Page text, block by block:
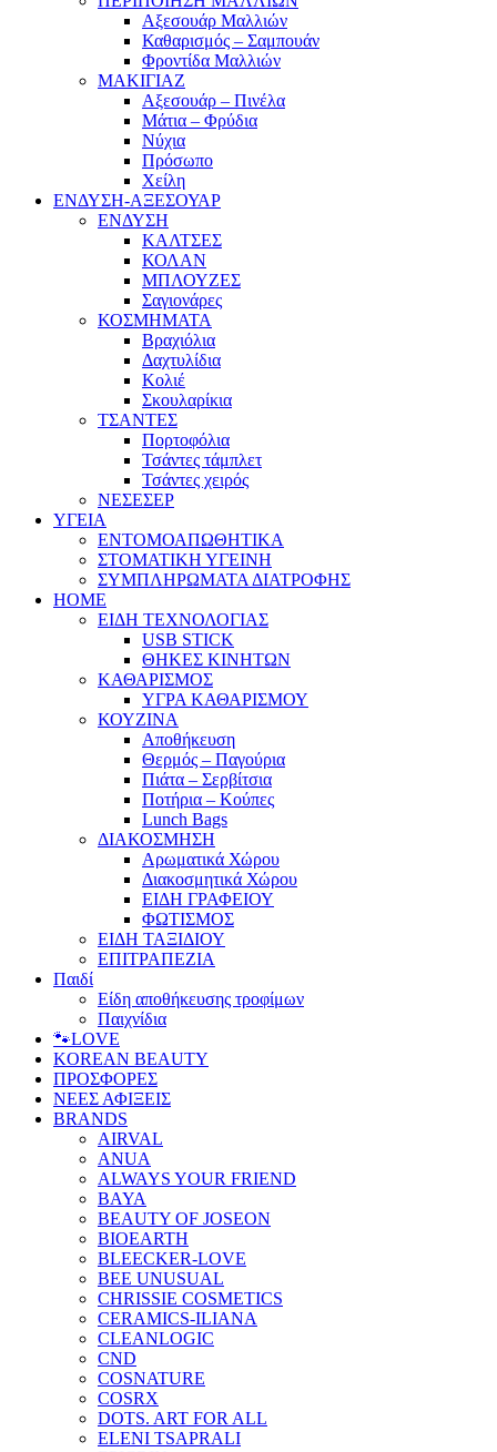
Αξεσουάρ Μαλλιών
Καθαρισμός – Σαμπουάν
Φροντίδα Μαλλιών
ΜΑΚΙΓΙΑΖ
Αξεσουάρ – Πινέλα
Μάτια – Φρύδια
Νύχια
Πρόσωπο
Χείλη
ΕΝΔΥΣΗ-ΑΞΕΣΟΥΑΡ
ΕΝΔΥΣΗ
ΚΑΛΤΣΕΣ
ΚΟΛΑΝ
ΜΠΛΟΥΖΕΣ
Σαγιονάρες
ΚΟΣΜΗΜΑΤΑ
Βραχιόλια
Δαχτυλίδια
Κολιέ
Σκουλαρίκια
ΤΣΑΝΤΕΣ
Πορτοφόλια
Τσάντες τάμπλετ
Τσάντες χειρός
ΝΕΣΕΣΕΡ
ΥΓΕΙΑ
ΕΝΤΟΜΟΑΠΩΘΗΤΙΚΑ
ΣΤΟΜΑΤΙΚΗ ΥΓΕΙΝΗ
ΣΥΜΠΛΗΡΩΜΑΤΑ ΔΙΑΤΡΟΦΗΣ
HOME
ΕΙΔΗ ΤΕΧΝΟΛΟΓΙΑΣ
USB STICK
ΘΗΚΕΣ ΚΙΝΗΤΩΝ
ΚΑΘΑΡΙΣΜΟΣ
ΥΓΡΑ ΚΑΘΑΡΙΣΜΟΥ
ΚΟΥΖΙΝΑ
Αποθήκευση
Θερμός – Παγούρια
Πιάτα – Σερβίτσια
Ποτήρια – Κούπες
Lunch Bags
ΔΙΑΚΟΣΜΗΣΗ
Αρωματικά Χώρου
Διακοσμητικά Χώρου
ΕΙΔΗ ΓΡΑΦΕΙΟΥ
ΦΩΤΙΣΜΟΣ
ΕΙΔΗ ΤΑΞΙΔΙΟΥ
ΕΠΙΤΡΑΠΕΖΙΑ
Παιδί
Είδη αποθήκευσης τροφίμων
Παιχνίδια
🐾LOVE
KOREAN BEAUTY
ΠΡΟΣΦΟΡΕΣ
ΝΕΕΣ ΑΦΙΞΕΙΣ
BRANDS
AIRVAL
ANUA
ALWAYS YOUR FRIEND
BAYA
BEAUTY OF JOSEON
BIOEARTH
BLEECKER-LOVE
BEE UNUSUAL
CHRISSIE COSMETICS
CERAMICS-ILIANA
CLEANLOGIC
CND
COSNATURE
COSRX
DOTS. ART FOR ALL
ELENI TSAPRALI